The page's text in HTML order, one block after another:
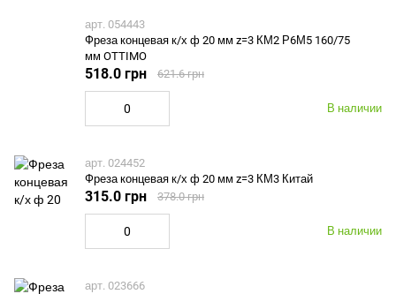
арт. 054443
Фреза концевая к/х ф 20 мм z=3 КМ2 Р6М5 160/75
мм OTTIMO
В наличии
518.0 грн 621.6 грн
арт. 024452
Фреза концевая к/х ф 20 мм z=3 КМ3 Китай
В наличии
315.0 грн 378.0 грн
арт. 023666